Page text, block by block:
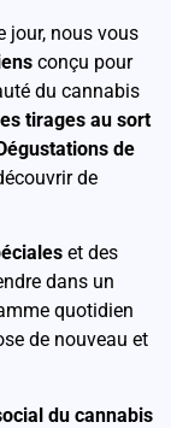
jour, nous vous
conçu pour
du cannabis
tirages au sort
de
de
et des
dans un
quotidien
de nouveau et
du cannabis